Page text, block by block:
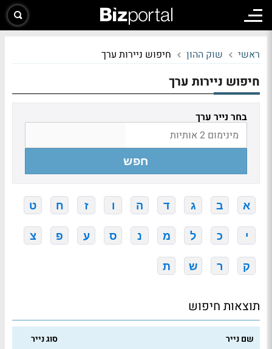
ראשי שוק ההון חיפוש ניירות ערך
חיפוש ניירות ערך
בחר נייר ערך
חפש
א ב ג ד ה ו ז ח ט
י כ ל מ נ ס ע פ צ
ק ר ש ת
תוצאות חיפוש
שם נייר סוג נייר